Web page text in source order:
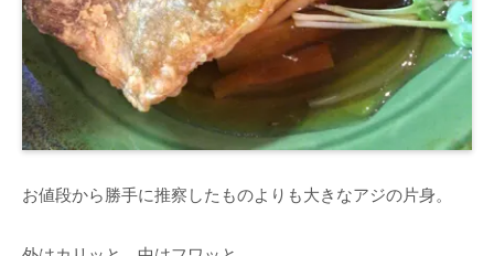
お値段から勝手に推察したものよりも大きなアジの片身。